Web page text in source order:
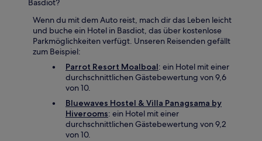
Basdiot?
Wenn du mit dem Auto reist, mach dir das Leben leicht
und buche ein Hotel in Basdiot, das über kostenlose
Parkmöglichkeiten verfügt. Unseren Reisenden gefällt
zum Beispiel:
Parrot Resort Moalboal: ein Hotel mit einer
durchschnittlichen Gästebewertung von 9,6
von 10.
Bluewaves Hostel & Villa Panagsama by
Hiverooms: ein Hotel mit einer
durchschnittlichen Gästebewertung von 9,2
von 10.